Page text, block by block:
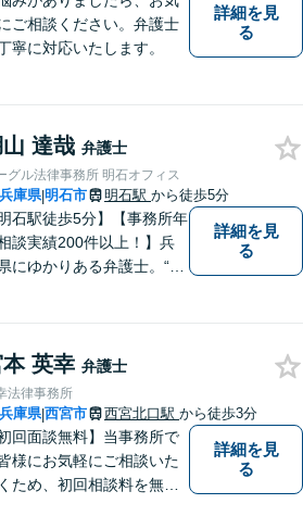
ご相談ください。弁護士
寧に対応いたします。
詳細を見
る
達哉 弁護士
グル法律事務所 明石オフィス
兵庫県|明石市 明石駅 から徒歩5分
明石駅徒歩5分】【事務所年
談実績200件以上！】兵
にゆかりある弁護士。“プ
も迅速に対応いたしま
【初回無料相談】
詳細を見
る
英幸 弁護士
法律事務所
兵庫県|西宮市 西宮北口駅 から徒歩3分
初回面談無料】当事務所で
様にお気軽にご相談いた
ため、初回相談料を無料
詳細を見
る